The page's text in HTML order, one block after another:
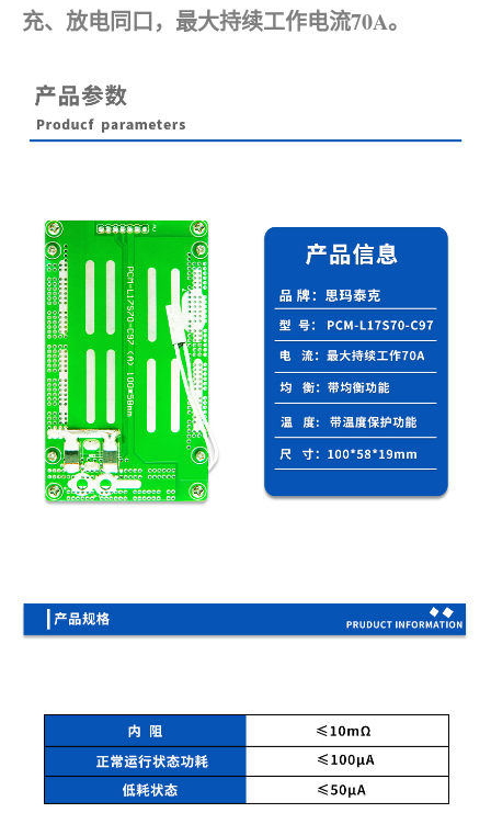
充、放电同口，最大持续工作电流70A。